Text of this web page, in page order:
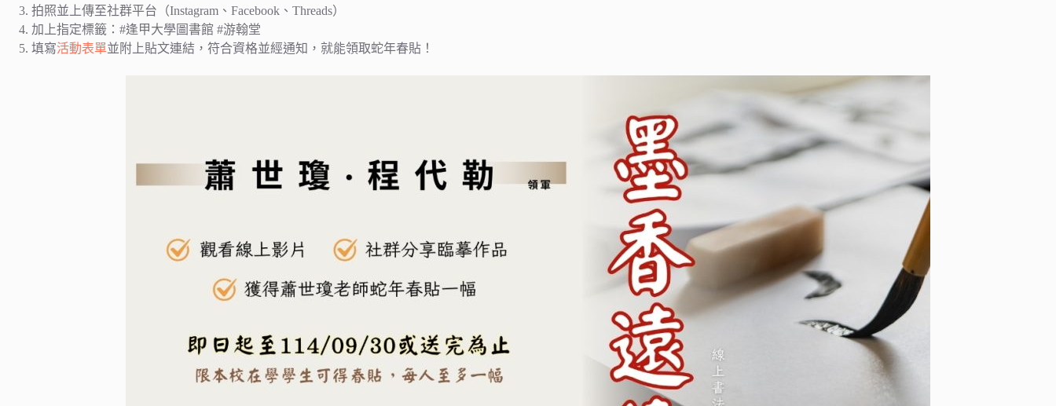
拍照並上傳至社群平台（Instagram、Facebook、Threads）
加上指定標籤：#逢甲大學圖書館 #游翰堂
填寫活動表單並附上貼文連結，符合資格並經通知，就能領取蛇年春貼！